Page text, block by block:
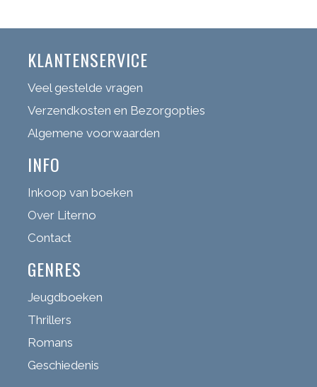
KLANTENSERVICE
Veel gestelde vragen
Verzendkosten en Bezorgopties
Algemene voorwaarden
INFO
Inkoop van boeken
Over Literno
Contact
GENRES
Jeugdboeken
Thrillers
Romans
Geschiedenis